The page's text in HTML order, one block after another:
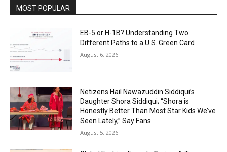
MOST POPULAR
EB-5 or H-1B? Understanding Two
Different Paths to a U.S. Green Card
August 6, 2026
Netizens Hail Nawazuddin Siddiqui’s
Daughter Shora Siddiqui; “Shora is
Honestly Better Than Most Star Kids We’ve
Seen Lately,” Say Fans
August 5, 2026